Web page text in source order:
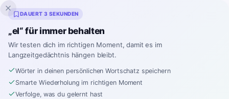
Inklingo
Startseite›Spanisch› Wörterbuch ›el
DAUERT 3 SEKUNDEN
„el“ für immer behalten
Wir testen dich im richtigen Moment, damit es im
Langzeitgedächtnis hängen bleibt.
Wörter in deinen persönlichen Wortschatz speichern
Smarte Wiederholung im richtigen Moment
Verfolge, was du gelernt hast